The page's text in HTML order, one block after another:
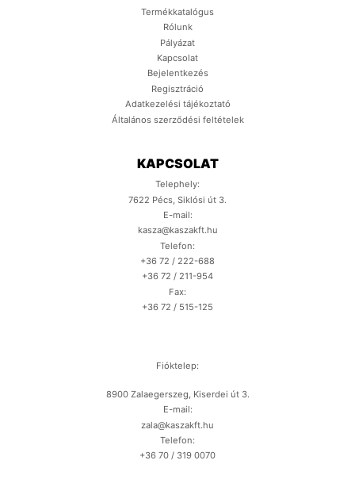
Termékkatalógus
Rólunk
Pályázat
Kapcsolat
Bejelentkezés
Regisztráció
Adatkezelési tájékoztató
Általános szerződési feltételek
KAPCSOLAT
Telephely:
7622 Pécs, Siklósi út 3.
E-mail:
kasza@kaszakft.hu
Telefon:
+36 72 / 222-688
+36 72 / 211-954
Fax:
+36 72 / 515-125
Fióktelep:
8900 Zalaegerszeg, Kiserdei út 3.
E-mail:
zala@kaszakft.hu
Telefon:
+36 70 / 319 0070